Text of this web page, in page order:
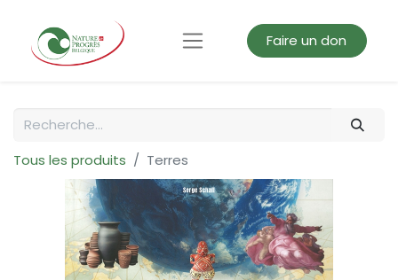
Faire un don
Tous les produits Terres